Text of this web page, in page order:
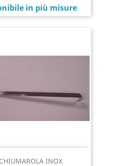
in più misure
INOX